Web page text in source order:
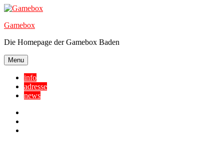
Skip
content
Gamebox
Die Homepage der Gamebox Baden
Menu
info
adresse
news